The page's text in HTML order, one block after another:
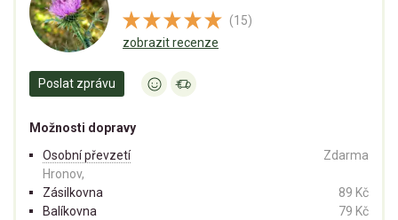
(15)
zobrazit recenze
Poslat zprávu
Možnosti dopravy
Osobní převzetí
Hronov,
Zdarma
Zásilkovna
89 Kč
Balíkovna
79 Kč